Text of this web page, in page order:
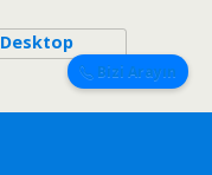
Desktop
Bizi Arayın